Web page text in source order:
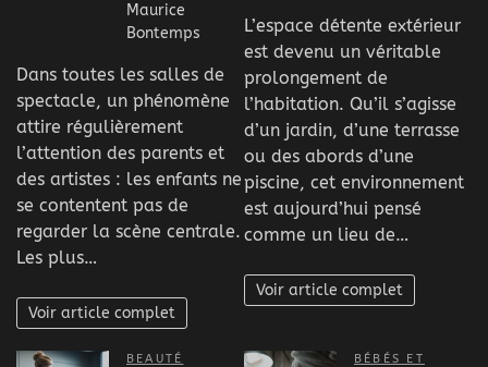
Maurice
Bontemps
Dans toutes les salles de
spectacle, un phénomène
attire régulièrement
l’attention des parents et
des artistes : les enfants ne
se contentent pas de
regarder la scène centrale.
Les plus…
Voir article complet
L’espace détente extérieur
est devenu un véritable
prolongement de
l’habitation. Qu’il s’agisse
d’un jardin, d’une terrasse
ou des abords d’une
piscine, cet environnement
est aujourd’hui pensé
comme un lieu de…
Voir article complet
BEAUTÉ
BÉBÉS ET